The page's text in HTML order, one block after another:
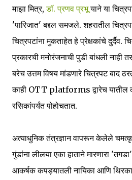
माझा मित्र,डॉ. प्रणव प्रभूयाने या
'पारिजात' बद्दल समजले. शहरातील
चित्रपटांना मुकताहेत हे प्रेक्षकांचे दुर्दैव.
प्रकारची मनोरंजनाची पुडी बांधली नाही
बरेच उत्तम विषय मांडणारे चित्रपट बाद
काही OTT platforms द्वारेच यातील
रसिकांपर्यंत पोहोचतात.
अत्याधुनिक तंत्रज्ञान वापरून केलेले
गुंडांना लीलया एका हाताने मारणारा
आकर्षक कपड्यातली नायिका आणि